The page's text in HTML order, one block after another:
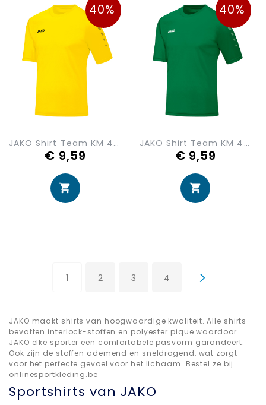
40%
JAKO Shirt Team KM 4233-03
€ 9,59
40%
JAKO Shirt Team KM 4233-06
€ 9,59
U lees momenteel pagina
1 Pagina
2 Pagina
3 Pagina
4
JAKO maakt shirts van hoogwaardige kwaliteit. Alle shirts
bevatten interlock-stoffen en polyester pique waardoor
JAKO elke sporter een comfortabele pasvorm garandeert.
Ook zijn de stoffen ademend en sneldrogend, wat zorgt
voor het perfecte gevoel voor het lichaam. Bestel ze bij
onlinesportkleding.be
Sportshirts van JAKO